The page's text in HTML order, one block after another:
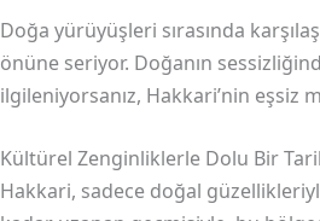
Doğa yürüyüşleri sırasında
önüne seriyor. Doğanın
ilgileniyorsanız, Hakkari’nin eşsiz
Kültürel Zenginliklerle Dolu Bir
Hakkari, sadece doğal